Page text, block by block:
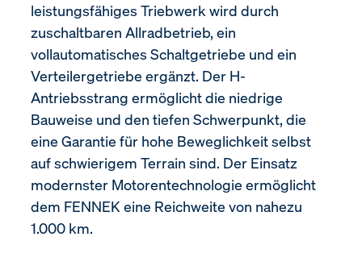
leistungsfähiges Triebwerk wird durch
zuschaltbaren Allradbetrieb, ein
vollautomatisches Schaltgetriebe und ein
Verteilergetriebe ergänzt. Der H-
Antriebsstrang ermöglicht die niedrige
Bauweise und den tiefen Schwerpunkt, die
eine Garantie für hohe Beweglichkeit selbst
auf schwierigem Terrain sind. Der Einsatz
modernster Motorentechnologie ermöglicht
dem FENNEK eine Reichweite von nahezu
1.000 km.